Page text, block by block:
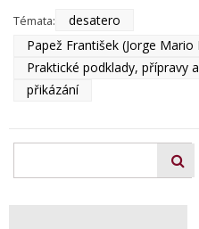
Témata:
desatero
Papež František (Jorge
Praktické podklady, přípravy
přikázání